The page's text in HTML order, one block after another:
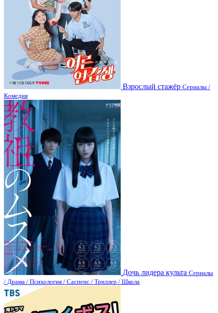
Взрослый стажёр Сериалы /
Комедия
Дочь лидера культа Сериалы
/ Драма / Психология / Саспенс / Триллер / Школа